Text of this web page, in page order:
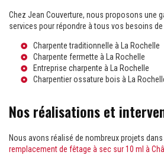
Chez Jean Couverture, nous proposons une
services pour répondre à tous vos besoins de
Charpente traditionnelle à La Rochelle
Charpente fermette à La Rochelle
Entreprise charpente à La Rochelle
Charpentier ossature bois à La
Nos réalisations et
Nous avons réalisé de nombreux projets
remplacement de fêtage à sec sur 10 ml à